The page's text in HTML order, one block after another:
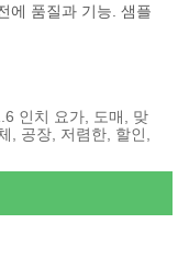
에 품질과 기능. 샘플
인치 요가, 도매, 맞
, 공장, 저렴한, 할인,